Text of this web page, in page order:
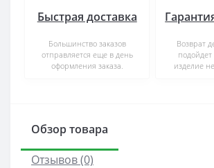
Быстрая доставка
Большинство заказов
отправляется еще в день
оформления заказа.
Возврат
изделие
Обзор товара
Отзывов (0)